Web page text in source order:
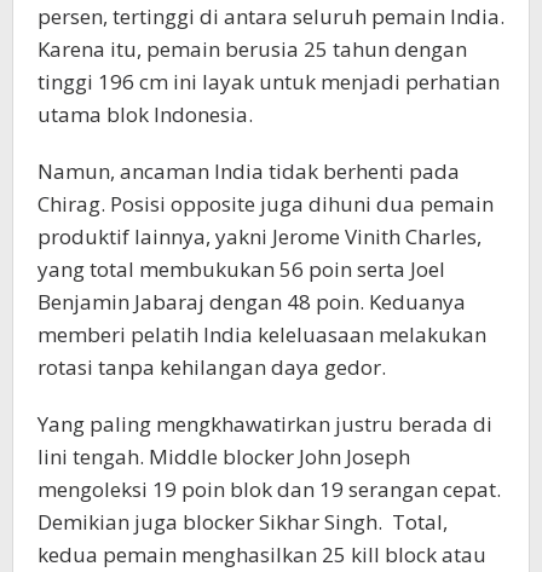
persen, tertinggi di antara seluruh pemain India.
Karena itu, pemain berusia 25 tahun dengan
tinggi 196 cm ini layak untuk menjadi perhatian
utama blok Indonesia.
Namun, ancaman India tidak berhenti pada
Chirag. Posisi opposite juga dihuni dua pemain
produktif lainnya, yakni Jerome Vinith Charles,
yang total membukukan 56 poin serta Joel
Benjamin Jabaraj dengan 48 poin. Keduanya
memberi pelatih India keleluasaan melakukan
rotasi tanpa kehilangan daya gedor.
Yang paling mengkhawatirkan justru berada di
lini tengah. Middle blocker John Joseph
mengoleksi 19 poin blok dan 19 serangan cepat.
Demikian juga blocker Sikhar Singh. Total,
kedua pemain menghasilkan 25 kill block atau